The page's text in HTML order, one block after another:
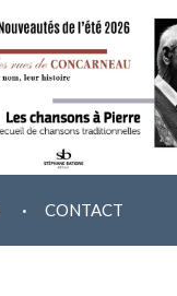
. CONTACT